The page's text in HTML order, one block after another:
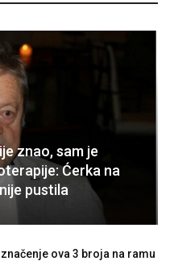
znao, sam je
Ćerka na
pustila
ova 3 broja na ramu